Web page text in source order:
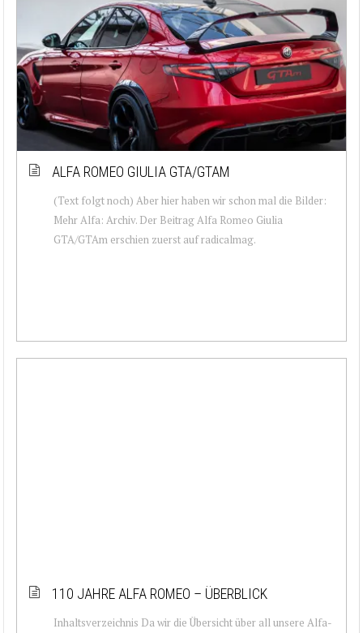
ALFA ROMEO GIULIA GTA/GTAM
(Text folgt noch) Aber hier haben wir schon mal die Bilder:
Mehr Alfa: Archiv. Der Beitrag Alfa Romeo Giulia
GTA/GTAm erschien zuerst auf radicalmag.
110 JAHRE ALFA ROMEO – ÜBERBLICK
Inhaltsverzeichnis Da wir die Übersicht über all unsere Alfa-